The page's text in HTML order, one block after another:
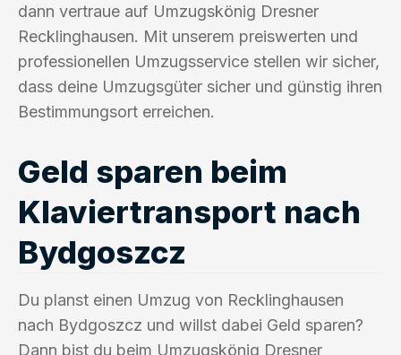
dann vertraue auf Umzugskönig Dresner
Recklinghausen. Mit unserem preiswerten und
professionellen Umzugsservice stellen wir sicher,
dass deine Umzugsgüter sicher und günstig ihren
Bestimmungsort erreichen.
Geld sparen beim
Klaviertransport nach
Bydgoszcz
Du planst einen Umzug von Recklinghausen
nach Bydgoszcz und willst dabei Geld sparen?
Dann bist du beim Umzugskönig Dresner